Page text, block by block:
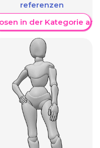
referenzen
in der Kategorie